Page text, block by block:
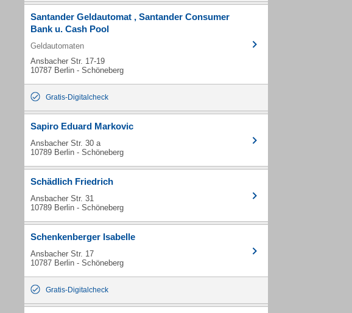
Santander Geldautomat , Santander Consumer
Bank u. Cash Pool
Geldautomaten
Ansbacher Str. 17-19
10787 Berlin - Schöneberg
Gratis-Digitalcheck
Sapiro Eduard Markovic
Ansbacher Str. 30 a
10789 Berlin - Schöneberg
Schädlich Friedrich
Ansbacher Str. 31
10789 Berlin - Schöneberg
Schenkenberger Isabelle
Ansbacher Str. 17
10787 Berlin - Schöneberg
Gratis-Digitalcheck